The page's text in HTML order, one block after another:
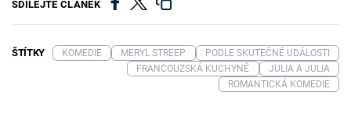
SDÍLEJTE ČLÁNEK
ŠTÍTKY KOMEDIE MERYL STREEP
PODLE SKUTEČNÉ UDÁLOSTI
FRANCOUZSKÁ KUCHYNĚ
JULIA A JULIA
ROMANTICKÁ KOMEDIE